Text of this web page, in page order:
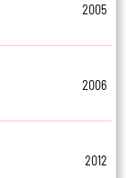
2005
2006
2012